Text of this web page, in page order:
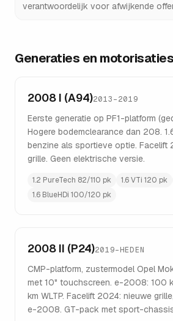
verantwoordelijk voor afwijkende
Generaties en motorisaties
2008 I (A94)2013–2019
Eerste generatie op PF1-platform
Hogere bodemclearance dan 208.
benzine als sportieve optie. Facelift
grille. Geen elektrische versie.
1.2 PureTech 82/110 pk 1.6 VTi 120 pk
1.6 BlueHDi 100/120 pk
2008 II (P24)2019–HEDEN
CMP-platform, zustermodel Opel
met 10" touchscreen. e-2008: 100
km WLTP. Facelift 2024: nieuwe
e-2008. GT-pack met sport-